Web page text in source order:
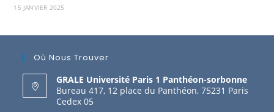
15 JANVIER 2025
Où Nous Trouver
GRALE Université Paris 1 Panthéon-sorbonne
Bureau 417, 12 place du Panthéon, 75231 Paris
Cedex 05